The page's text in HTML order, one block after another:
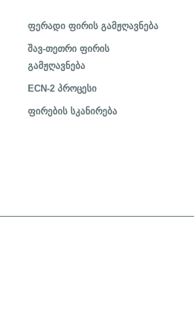
ფერადი ფირის გამჟღავნება
შავ-თეთრი ფირის
გამჟღავნება
ECN-2 პროცესი
ფირების სკანირება